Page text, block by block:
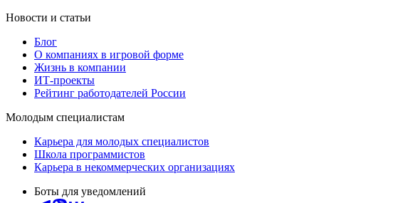
Новости и статьи
Блог
О компаниях в игровой форме
Жизнь в компании
ИТ-проекты
Рейтинг работодателей России
Молодым специалистам
Карьера для молодых специалистов
Школа программистов
Карьера в некоммерческих организациях
Боты для уведомлений